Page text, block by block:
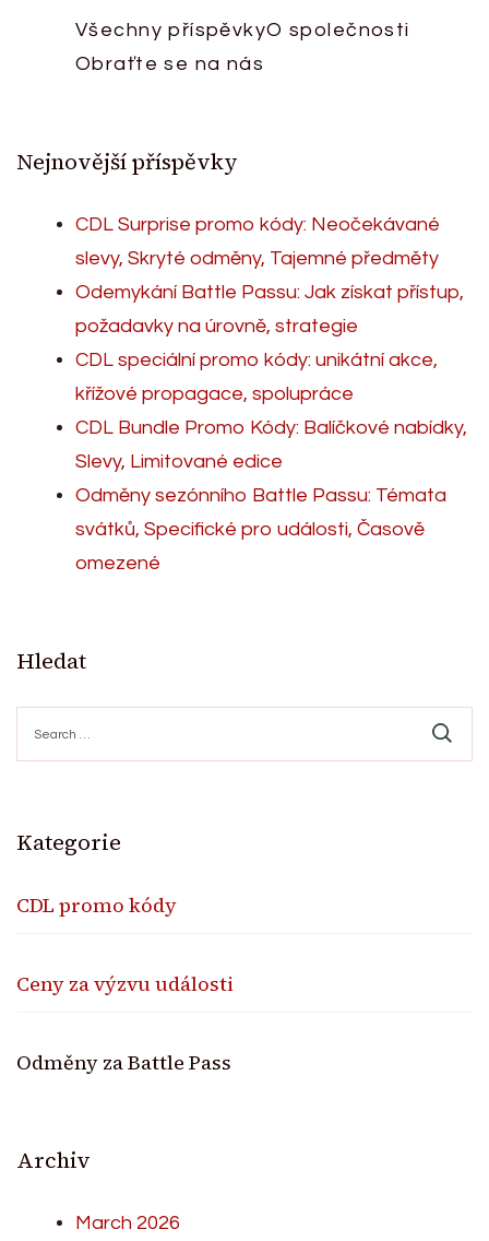
Všechny příspěvkyO společnosti
Obraťte se na nás
Nejnovější příspěvky
CDL Surprise promo kódy: Neočekávané
slevy, Skryté odměny, Tajemné předměty
Odemykání Battle Passu: Jak získat přístup,
požadavky na úrovně, strategie
CDL speciální promo kódy: unikátní akce,
křížové propagace, spolupráce
CDL Bundle Promo Kódy: Balíčkové nabídky,
Slevy, Limitované edice
Odměny sezónního Battle Passu: Témata
svátků, Specifické pro události, Časově
omezené
Hledat
for:
Kategorie
CDL promo kódy
Ceny za výzvu události
Odměny za Battle Pass
Archiv
March 2026